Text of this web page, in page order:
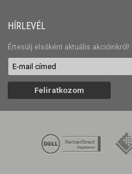
HÍRLEVÉL
Értesülj elsőként aktuális akcióinkról!